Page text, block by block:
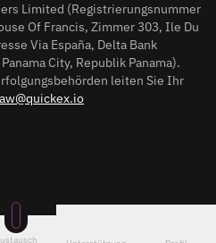
Limited (Registrierungsnummer
Of Francis, Zimmer 303, Ile Du
Via España, Delta Bank
City, Republik Panama).
leiten Sie Ihr